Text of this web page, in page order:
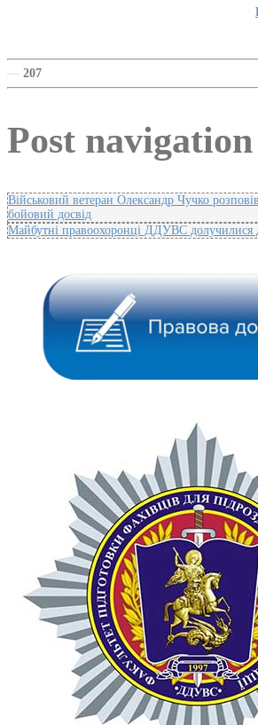
— 207
Post navigation
Військовий ветеран Олександр Чучко
бойовий досвід
Майбутні правоохоронці ДДУВС долучилися